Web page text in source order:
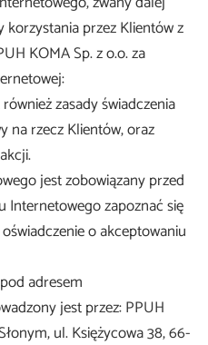
korzystania przez Klientów z
KOMA Sp. z o.o. za
zasady świadczenia
na rzecz Klientów, oraz
jest zobowiązany przed
Internetowego zapoznać się
o akceptowaniu
adresem
jest przez: PPUH
ul. Księżycowa 38, 66-